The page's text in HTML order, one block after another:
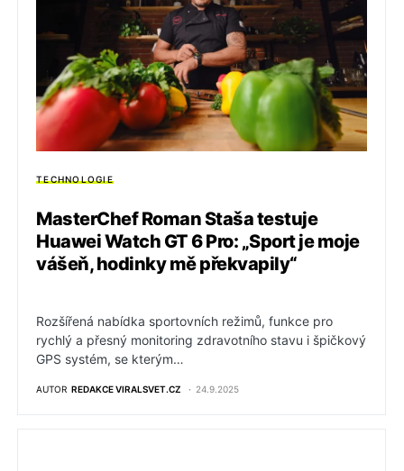
TECHNOLOGIE
MasterChef Roman Staša testuje
Huawei Watch GT 6 Pro: „Sport je moje
vášeň, hodinky mě překvapily“
Rozšířená nabídka sportovních režimů, funkce pro
rychlý a přesný monitoring zdravotního stavu i špičkový
GPS systém, se kterým…
AUTOR REDAKCE VIRALSVET.CZ 24.9.2025